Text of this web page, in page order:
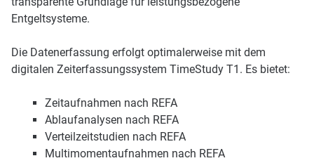
Entgeltsysteme.
Die Datenerfassung erfolgt optimalerweise mit dem
digitalen Zeiterfassungssystem TimeStudy T1. Es bietet:
Zeitaufnahmen nach REFA
Ablaufanalysen nach REFA
Verteilzeitstudien nach REFA
Multimomentaufnahmen nach REFA